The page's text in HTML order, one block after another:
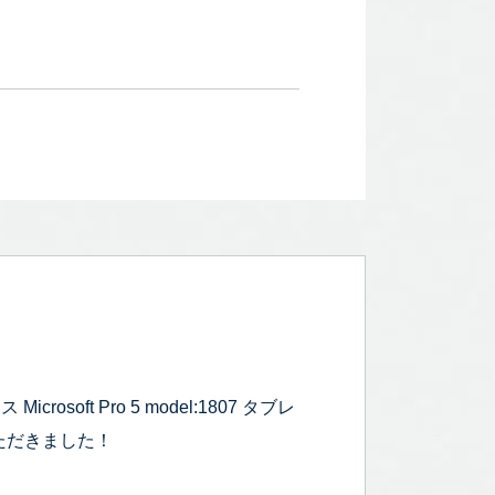
Microsoft Pro 5 model:1807 タブレ
きました！